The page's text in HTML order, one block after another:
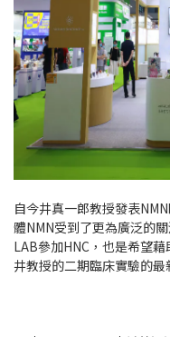
自今井真一郎教授發表
體NMN受到了更為廣泛的
LAB參加HNC，也是希望
井教授的二期臨床實驗的最